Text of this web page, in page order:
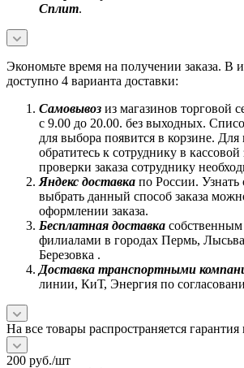
Сплит.
Экономьте время на получении заказа. В
доступно 4 варианта доставки:
Самовывоз из магазинов торговой
с 9.00 до 20.00. без выходных.
для выбора появится в корзине. Для
обратитесь к сотруднику в
проверки заказа сотруднику
Яндекс доставка по России. Узнать
выбрать данный способ заказа
оформлении заказа.
Бесплатная доставка
филиалами в городах Пермь,
Березовка .
Доставка транспортными
линии, КиТ, Энергия по
На все товары распространяется гарантия
200 руб./шт